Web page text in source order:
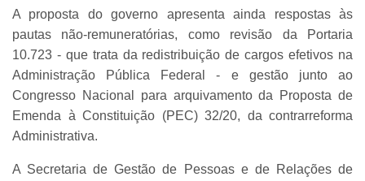
A proposta do governo apresenta ainda respostas às
pautas não-remuneratórias, como revisão da Portaria
10.723 - que trata da redistribuição de cargos efetivos na
Administração Pública Federal - e gestão junto ao
Congresso Nacional para arquivamento da Proposta de
Emenda à Constituição (PEC) 32/20, da contrarreforma
Administrativa.
A Secretaria de Gestão de Pessoas e de Relações de